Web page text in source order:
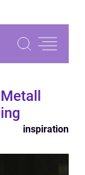
inspiration